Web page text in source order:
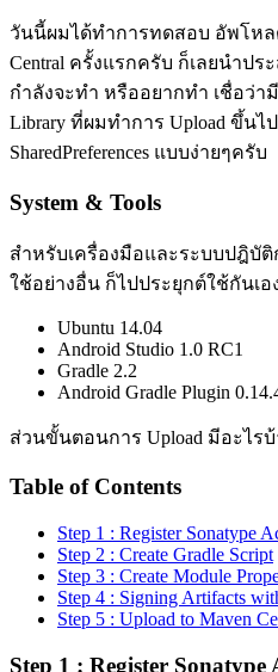
วันนี้ผมได้ทำการทดสอบ อัพโหล
Central ครั้งแรกครับ ก็เลยนำป
กำลังจะทำ หรืออยากทำ เชื่อว่า
Library ที่ผมทำการ Upload ขึ้นไ
SharedPreferences แบบง่ายๆครับ
System & Tools
สำหรับเครื่องมือและระบบปฎิบั
ใช้อย่างอื่น ก็ไปประยุกต์ใช้กันเอ
Ubuntu 14.04
Android Studio 1.0 RC1
Gradle 2.2
Android Gradle Plugin
ส่วนขั้นตอนการ Upload มีอะไรบ้
Table of Contents
Step 1 : Register Sonatype
Step 2 : Create Gradle Script
Step 3 : Create Module
Step 4 : Signing Artifacts
Step 5 : Upload to Maven
Step 1 : Register Sonatype